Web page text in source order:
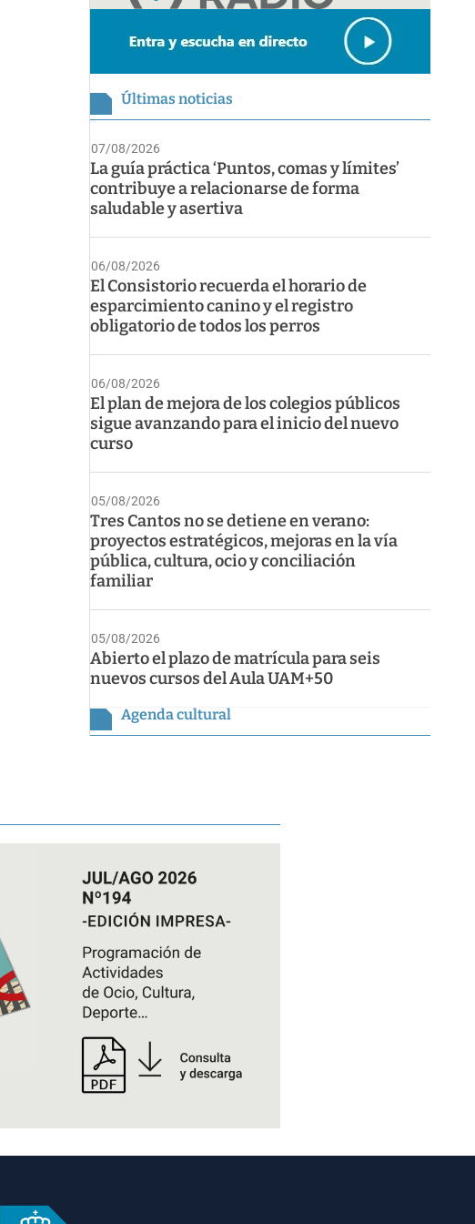
Últimas noticias
07/08/2026
La guía práctica ‘Puntos, comas y límites’
contribuye a relacionarse de forma
saludable y asertiva
06/08/2026
El Consistorio recuerda el horario de
esparcimiento canino y el registro
obligatorio de todos los perros
06/08/2026
El plan de mejora de los colegios públicos
sigue avanzando para el inicio del nuevo
curso
05/08/2026
Tres Cantos no se detiene en verano:
proyectos estratégicos, mejoras en la vía
pública, cultura, ocio y conciliación
familiar
05/08/2026
Abierto el plazo de matrícula para seis
nuevos cursos del Aula UAM+50
Agenda cultural